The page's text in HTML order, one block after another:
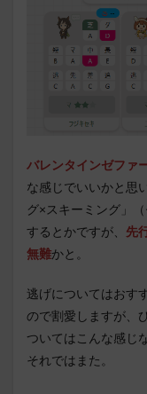
バレンタインゼファ
な感じでいいかと思
グ×スキーミング」
するとかですが、 先
無難かと。
逃げについてはおす
ので割愛しますが、
ついてはこんな感じ
それではまた。